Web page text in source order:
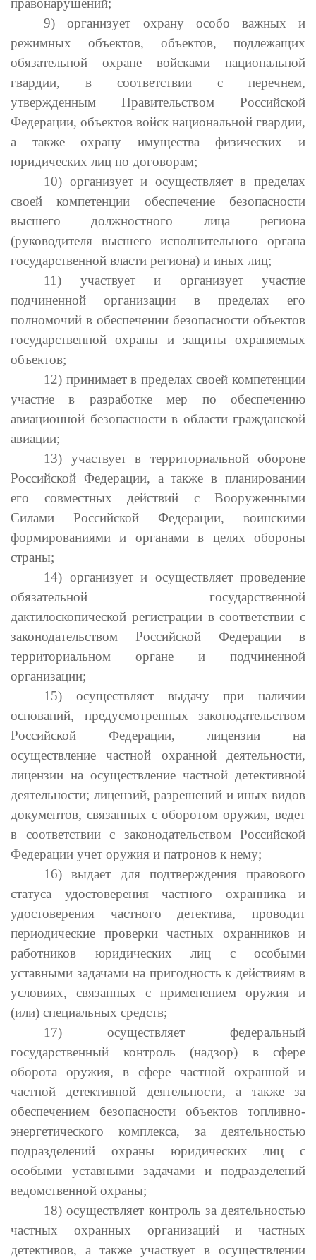
правонарушений;
9) организует охрану особо важных и
режимных объектов, объектов, подлежащих
обязательной охране войсками национальной
гвардии, в соответствии с перечнем,
утвержденным Правительством Российской
Федерации, объектов войск национальной гвардии,
а также охрану имущества физических и
юридических лиц по договорам;
10) организует и осуществляет в пределах
своей компетенции обеспечение безопасности
высшего должностного лица региона
(руководителя высшего исполнительного органа
государственной власти региона) и иных лиц;
11) участвует и организует участие
подчиненной организации в пределах его
полномочий в обеспечении безопасности объектов
государственной охраны и защиты охраняемых
объектов;
12) принимает в пределах своей компетенции
участие в разработке мер по обеспечению
авиационной безопасности в области гражданской
авиации;
13) участвует в территориальной обороне
Российской Федерации, а также в планировании
его совместных действий с Вооруженными
Силами Российской Федерации, воинскими
формированиями и органами в целях обороны
страны;
14) организует и осуществляет проведение
обязательной государственной
дактилоскопической регистрации в соответствии с
законодательством Российской Федерации в
территориальном органе и подчиненной
организации;
15) осуществляет выдачу при наличии
оснований, предусмотренных законодательством
Российской Федерации, лицензии на
осуществление частной охранной деятельности,
лицензии на осуществление частной детективной
деятельности; лицензий, разрешений и иных видов
документов, связанных с оборотом оружия, ведет
в соответствии с законодательством Российской
Федерации учет оружия и патронов к нему;
16) выдает для подтверждения правового
статуса удостоверения частного охранника и
удостоверения частного детектива, проводит
периодические проверки частных охранников и
работников юридических лиц с особыми
уставными задачами на пригодность к действиям в
условиях, связанных с применением оружия и
(или) специальных средств;
17) осуществляет федеральный
государственный контроль (надзор) в сфере
оборота оружия, в сфере частной охранной и
частной детективной деятельности, а также за
обеспечением безопасности объектов топливно-
энергетического комплекса, за деятельностью
подразделений охраны юридических лиц с
особыми уставными задачами и подразделений
ведомственной охраны;
18) осуществляет контроль за деятельностью
частных охранных организаций и частных
детективов, а также участвует в осуществлении